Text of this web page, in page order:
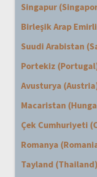
Singapur
Birleşik Arap
Suudi Arabistan
Portekiz
Avusturya
Macaristan
Çek Cumhuriyeti
Romanya
Tayland (Thailand)